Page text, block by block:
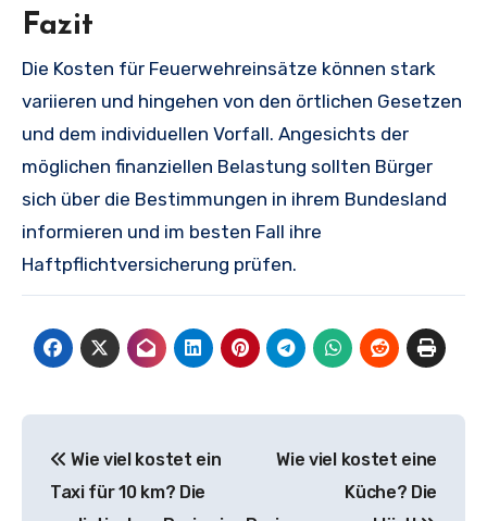
Fazit
Die Kosten für Feuerwehreinsätze können stark
variieren und hingehen von den örtlichen Gesetzen
und dem individuellen Vorfall. Angesichts der
möglichen finanziellen Belastung sollten Bürger
sich über die Bestimmungen in ihrem Bundesland
informieren und im besten Fall ihre
Haftpflichtversicherung prüfen.
Wie viel kostet ein
Taxi für 10 km? Die
Wie viel kostet eine
Küche? Die